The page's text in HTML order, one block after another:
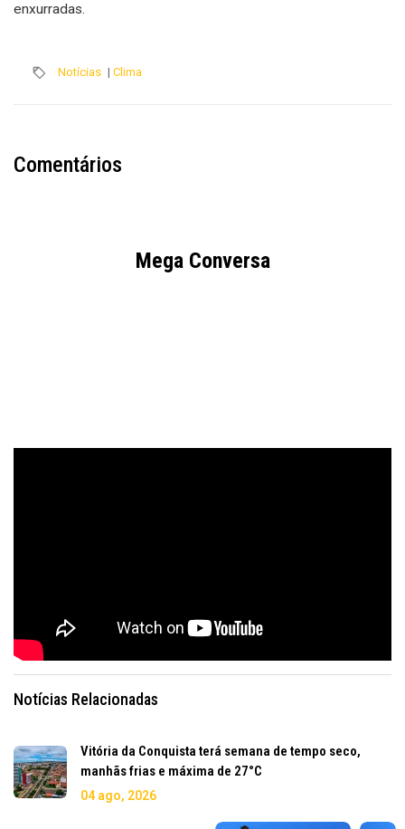
enxurradas.
Notícias | Clima
Comentários
Mega Conversa
Notícias Relacionadas
Vitória da Conquista terá semana de tempo seco,
manhãs frias e máxima de 27°C
04 ago, 2026